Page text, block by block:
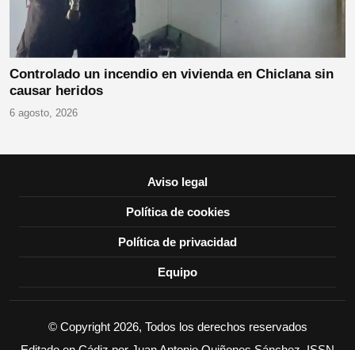
Controlado un incendio en vivienda en Chiclana sin
causar heridos
6 agosto, 2026
Aviso legal
Política de cookies
Política de privacidad
Equipo
© Copyright 2026, Todos los derechos reservados